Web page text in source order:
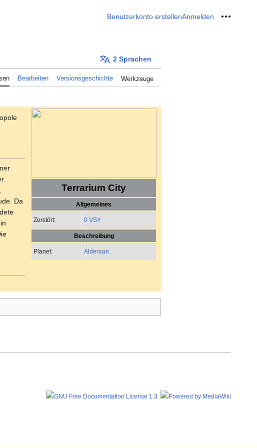
Benutzerkonto erstellenAnmelden Meine
2 Sprachen
Bearbeiten Versionsgeschichte Werkzeuge
Terrarium City
Allgemeines
Zerstört: 0 VSY
Beschreibung
Planet: Alderaan
Da